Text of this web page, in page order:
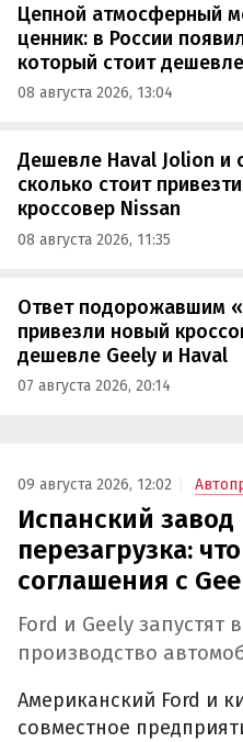
Цепной атмосферный
ценник: в России
который стоит
08 августа 2026, 13:04
Дешевле Haval Jolion и
сколько стоит
кроссовер Nissan
08 августа 2026, 11:35
Ответ подорожавшим
привезли новый
дешевле Geely и Haval
07 августа 2026, 20:14
09 августа 2026, 12:02
Испанский завод
перезагрузка:
соглашения с
Ford и Geely запустят
производство
Американский Ford и
совместное